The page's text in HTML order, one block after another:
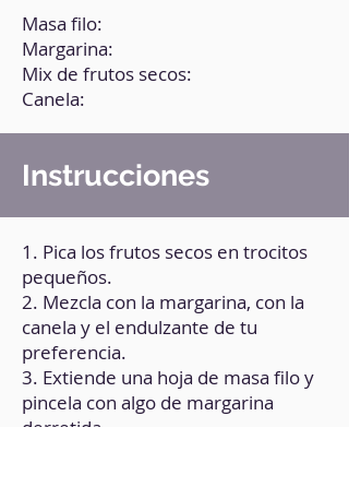
Masa filo:
Margarina:
Mix de frutos secos:
Canela:
Instrucciones
1. Pica los frutos secos en trocitos
pequeños.
2. Mezcla con la margarina, con la
canela y el endulzante de tu
preferencia.
3. Extiende una hoja de masa filo y
pincela con algo de margarina
derretida.